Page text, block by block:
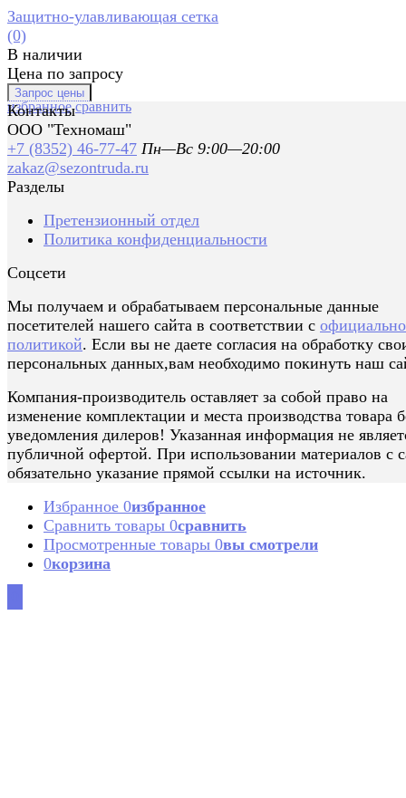
избранное сравнить
Защитно-улавливающая сетка
(0)
В наличии
Цена по запросу
Контакты
ООО "Техномаш"
+7 (8352) 46-77-47 Пн—Вс 9:00—20:00
zakaz@sezontruda.ru
Разделы
Претензионный отдел
Политика конфиденциальности
Соцсети
Мы получаем и обрабатываем персональные данные
посетителей нашего сайта в соответствии с
политикой. Если вы не даете согласия на обработку
персональных данных,вам необходимо покинуть наш
Компания-производитель оставляет за собой право на
изменение комплектации и места производства товара
уведомления дилеров! Указанная информация не
публичной офертой. При использовании материалов с
обязательно указание прямой ссылки на источник.
Избранное 0избранное
Сравнить товары 0сравнить
Просмотренные товары 0вы смотрели
0корзина